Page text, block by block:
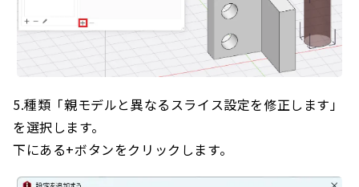
5.種類「親モデルと異なるスライス設定を修正します」
を選択します。
下にある+ボタンをクリックします。